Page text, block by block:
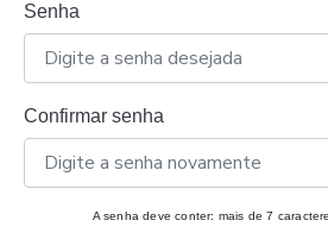
Senha
Confirmar senha
A senha deve conter: mais de 7